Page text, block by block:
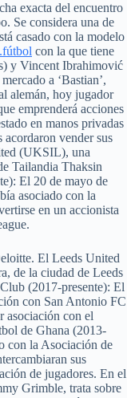
exacta del encuentro
Se considera una de
casado con la modelo
con la que tiene
y Vincent Ibrahimović
a ‘Bastian’,
alemán, hoy jugador
emprenderá acciones
en manos privadas
acordaron vender sus
(UKSIL), una
Tailandia Thaksin
El 20 de mayo de
asociado con la
en un accionista
El Leeds United
de la ciudad de Leeds
(2017-presente): El
con San Antonio FC
asociación con el
de Ghana (2013-
con la Asociación de
sus
de jugadores. En el
Grimble, trata sobre